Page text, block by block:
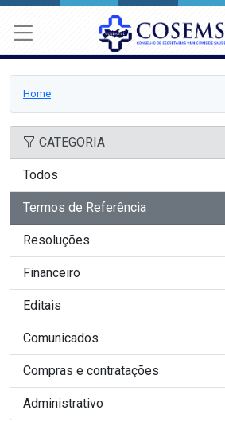
Home
CATEGORIA
Todos
Termos de Referência
Resoluções
Financeiro
Editais
Comunicados
Compras e contratações
Administrativo